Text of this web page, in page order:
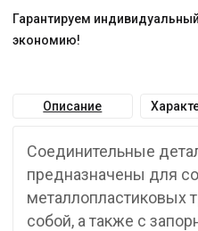
Гарантируем
экономию!
Описание
Соединительные
предназначены для
металлопластиковых
собой, а также с